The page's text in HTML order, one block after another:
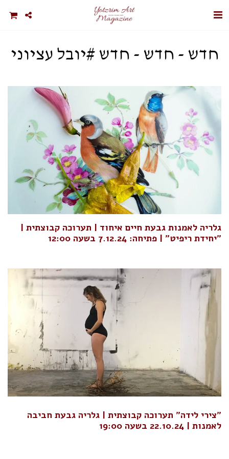
חדש - חדש - חדש #יובל עציוני
גלריה לאמנות גבעת חיים איחוד | תערוכה קבוצתית |
"יחידת ריפיט" | פתיחה: 7.12.24 בשעה 12:00
"צירי לידה" תערוכה קבוצתית | גלריה גבעת חביבה
לאמנות | 22.10.24 בשעה 19:00